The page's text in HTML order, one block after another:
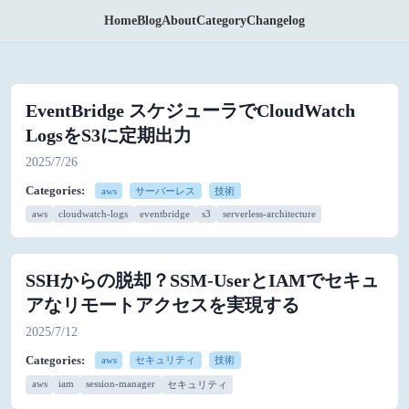
HomeBlogAboutCategoryChangelog
EventBridge スケジューラでCloudWatch
LogsをS3に定期出力
2025/7/26
Categories: aws サーバーレス 技術
aws cloudwatch-logs eventbridge s3 serverless-architecture
SSHからの脱却？SSM-UserとIAMでセキュ
アなリモートアクセスを実現する
2025/7/12
Categories: aws セキュリティ 技術
aws iam session-manager セキュリティ